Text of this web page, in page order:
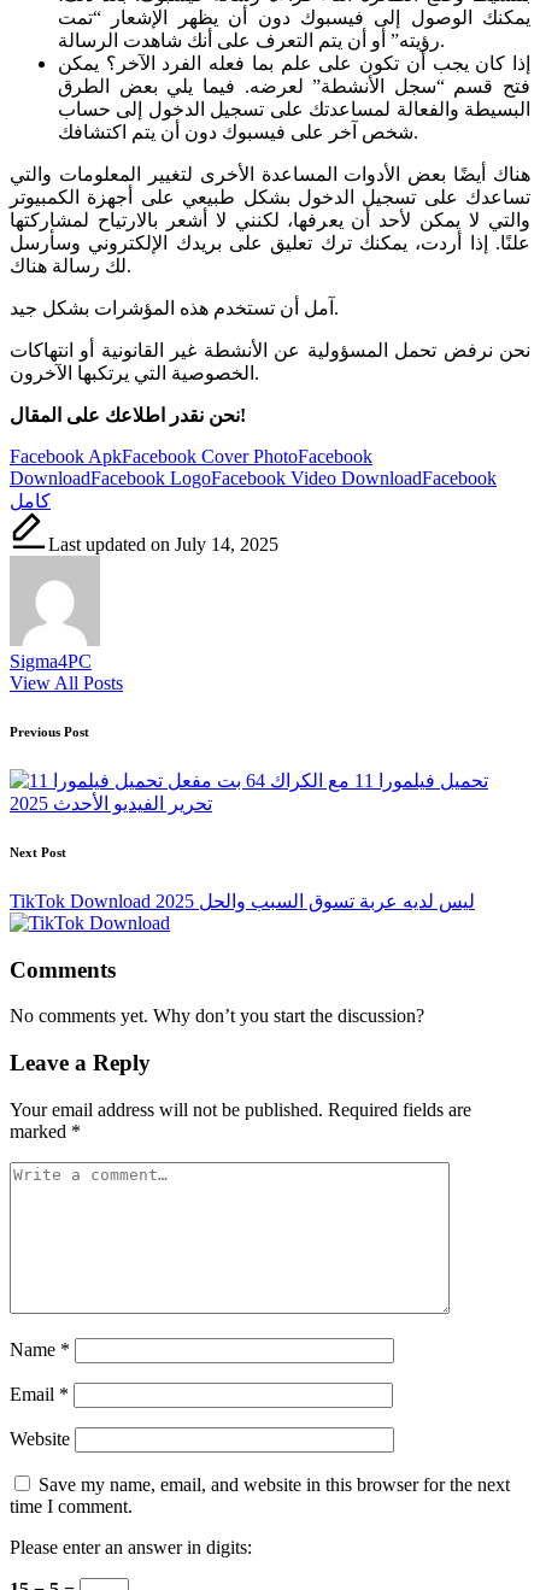
يمكنك الوصول إلى فيسبوك دون أن يظهر الإشعار “تمت
رؤيته” أو أن يتم التعرف على أنك شاهدت الرسالة.
إذا كان يجب أن تكون على علم بما فعله الفرد الآخر؟ يمكن
فتح قسم “سجل الأنشطة” لعرضه. فيما يلي بعض الطرق
البسيطة والفعالة لمساعدتك على تسجيل الدخول إلى حساب
شخص آخر على فيسبوك دون أن يتم اكتشافك.
هناك أيضًا بعض الأدوات المساعدة الأخرى لتغيير المعلومات والتي
تساعدك على تسجيل الدخول بشكل طبيعي على أجهزة الكمبيوتر
والتي لا يمكن لأحد أن يعرفها، لكنني لا أشعر بالارتياح لمشاركتها
علنًا. إذا أردت، يمكنك ترك تعليق على بريدك الإلكتروني وسأرسل
لك رسالة هناك.
آمل أن تستخدم هذه المؤشرات بشكل جيد.
نحن نرفض تحمل المسؤولية عن الأنشطة غير القانونية أو انتهاكات
الخصوصية التي يرتكبها الآخرون.
نحن نقدر اطلاعك على المقال!
Tags:
Facebook ApkFacebook Cover PhotoFacebook
DownloadFacebook LogoFacebook Video DownloadFacebook
كامل
Last updated on July 14, 2025
Sigma4PC
View All Posts
Post
navigation
Previous Post
تحميل فيلمورا 11 مع الكراك 64 بت مفعل
تحرير الفيديو الأحدث 2025
Next Post
TikTok Download ليس لديه عربة تسوق السبب والحل 2025
Comments
No comments yet. Why don’t you start the discussion?
Leave a Reply
Your email address will not be published. Required fields are
marked *
Name *
Email *
Website
Save my name, email, and website in this browser for the next
time I comment.
Please enter an answer in digits: